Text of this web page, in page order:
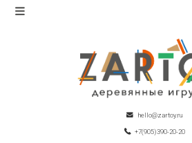
hello@zartoy.ru
+7(905)390-20-20